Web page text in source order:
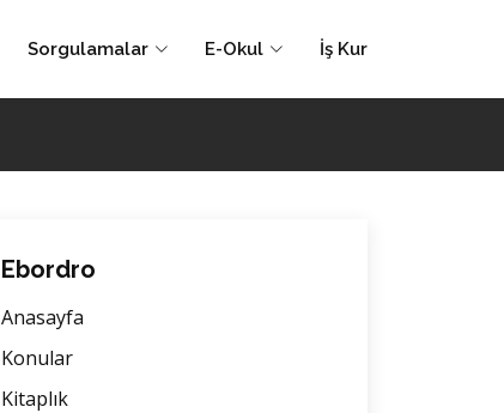
Sorgulamalar E-Okul İş Kur
Ebordro
Anasayfa
Konular
Kitaplık